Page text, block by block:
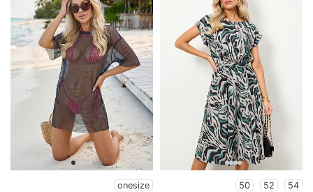
onesize 50 52 54